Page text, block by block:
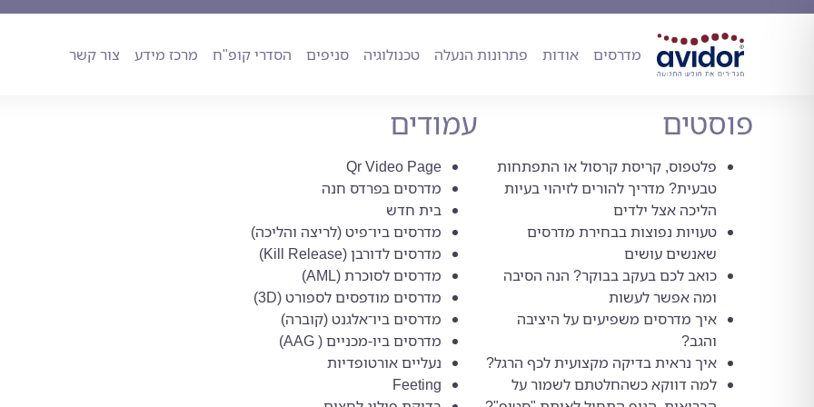
מדרסים אודות פתרונות הנעלה טכנולוגיה סניפים הסדרי קופ"ח מרכז מידע צור קשר מדרסים אודות פתרונות הנעלה טכנולוגיה סניפים הסדרי קופ"ח מרכז מידע צור קשר
פוסטים
פלטפוס, קריסת קרסול או התפתחות
טבעית? מדריך להורים לזיהוי בעיות
הליכה אצל ילדים
טעויות נפוצות בבחירת מדרסים
שאנשים עושים
כואב לכם בעקב בבוקר? הנה הסיבה
ומה אפשר לעשות
איך מדרסים משפיעים על היציבה
והגב?
איך נראית בדיקה מקצועית לכף הרגל?
למה דווקא כשהחלטתם לשמור על
עמודים
Qr Video Page
מדרסים בפרדס חנה
בית חדש
מדרסים ביו־פיט (לריצה והליכה)
מדרסים לדורבן (Kill Release)
מדרסים לסוכרת (AML)
מדרסים מודפסים לספורט (3D)
מדרסים ביו־אלגנט (קוברה)
מדרסים ביו-מכניים ( AAG)
נעליים אורטופדיות
Feeting